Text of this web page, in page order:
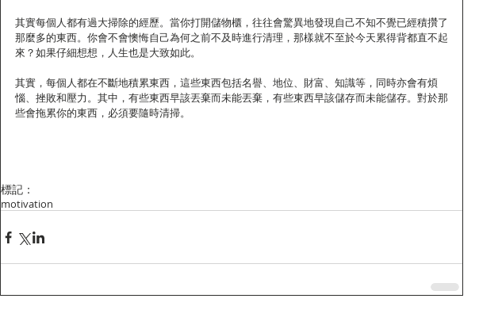
其實每個人都有過大掃除的經歷。當你打開儲物櫃，往往會驚異地發現自己不知不覺已經積攢了
那麼多的東西。你會不會懊悔自己為何之前不及時進行清理，那樣就不至於今天累得背都直不起
來？如果仔細想想，人生也是大致如此。
其實，每個人都在不斷地積累東西，這些東西包括名譽、地位、財富、知識等，同時亦會有煩
惱、挫敗和壓力。其中，有些東西早該丟棄而未能丟棄，有些東西早該儲存而未能儲存。對於那
些會拖累你的東西，必須要隨時清掃。
標記：
motivation